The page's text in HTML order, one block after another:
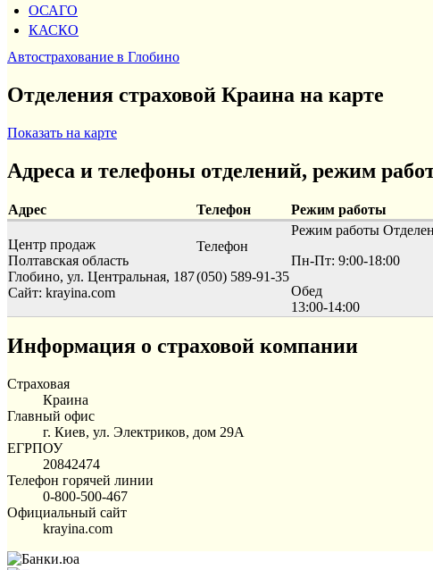
ОСАГО
КАСКО
Автострахование в Глобино
Отделения страховой Краина на карте
Показать на карте
Адреса и телефоны отделений, режим
Адрес Телефон Режим работы
Центр продаж
Полтавская область
Глобино, ул. Центральная, 187
Сайт: krayina.com
Телефон
(050) 589-91-35
Режим работы
Пн-Пт: 9:00-18:00
Обед
13:00-14:00
Информация о страховой компании
Страховая
Краина
Главный офис
г. Киев, ул. Электриков, дом 29А
ЕГРПОУ
20842474
Телефон горячей линии
0-800-500-467
Официальный сайт
krayina.com